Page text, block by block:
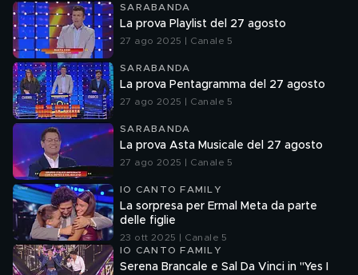
SARABANDA
La prova Playlist del 27 agosto
27 ago 2025 | Canale 5
SARABANDA
La prova Pentagramma del 27 agosto
27 ago 2025 | Canale 5
SARABANDA
La prova Asta Musicale del 27 agosto
27 ago 2025 | Canale 5
IO CANTO FAMILY
La sorpresa per Ermal Meta da parte
delle figlie
23 ott 2025 | Canale 5
IO CANTO FAMILY
Serena Brancale e Sal Da Vinci in "Yes I